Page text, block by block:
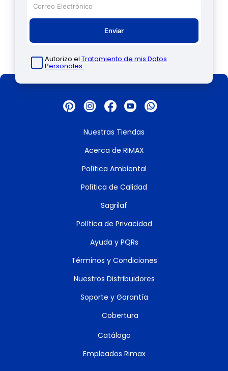
Enviar
Autorizo el Tratamiento de mis Datos
Personales..
Nuestras Tiendas
Acerca de RIMAX
Política Ambiental
Política de Calidad
Sagrilaf
Política de Privacidad
Ayuda y PQRs
Términos y Condiciones
Nuestros Distribuidores
Soporte y Garantía
Cobertura
Catálogo
Empleados Rimax